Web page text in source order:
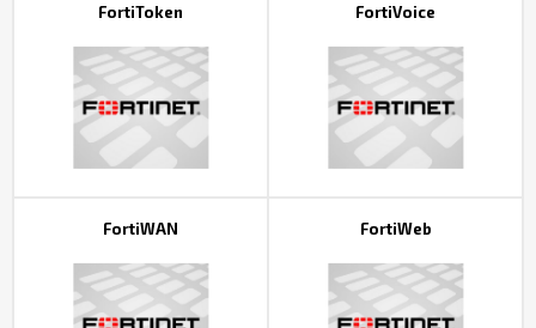
FortiToken FortiVoice
FortiWAN FortiWeb